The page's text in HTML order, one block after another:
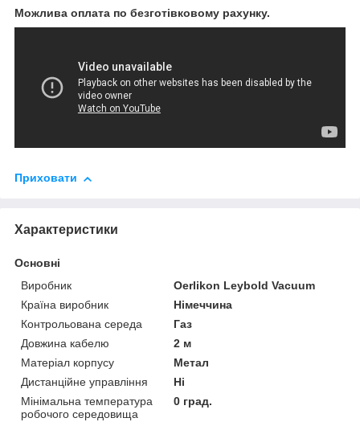
Можлива оплата по безготівковому рахунку.
Приховати
Характеристики
Основні
Виробник
Oerlikon Leybold Vacuum
Країна виробник
Німеччина
Контрольована середа
Газ
Довжина кабелю
2 м
Матеріал корпусу
Метал
Дистанційне управління
Ні
Мінімальна температура
робочого середовища
0 град.